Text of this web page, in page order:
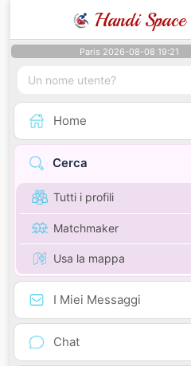
Handi Space
Paris 2026-08-08 19:21
Home
Cerca
Tutti i profili
Matchmaker
Usa la mappa
I Miei Messaggi
Chat